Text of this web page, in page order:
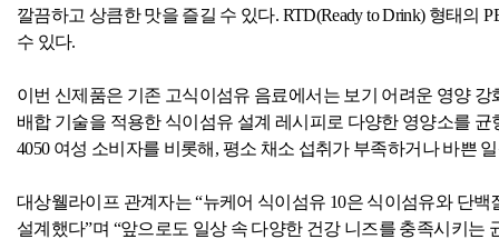
깔끔하고 상큼한 맛을 즐길 수 있다. RTD(Ready to Drink) 형태의
수 있다.
이번 신제품은 기존 고식이섬유 음료에서는 보기 어려운 영양 강
배합 기술을 적용한 식이섬유 설계 레시피로 다양한 영양소를
4050 여성 소비자를 비롯해 , 평소 채소 섭취가 부족하거나 바쁜
대상웰라이프 관계자는 “뉴케어 식이섬유 10은 식이섬유와 단백
설계했다”며 “앞으로도 일상 속 다양한 건강 니즈를 충족시키